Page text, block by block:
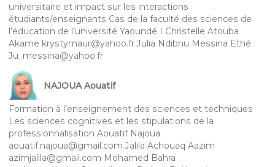
universitaire et impact sur les interactions
étudiants/enseignants Cas de la faculté des sciences de
l’éducation de l’université Yaoundé I Christelle Atouba
Akame krystymaur@yahoo.fr Julia Ndibnu Messina Ethé
Ju_messina@yahoo.fr
NAJOUA Aouatif
Formation à l’enseignement des sciences et techniques
Les sciences cognitives et les stipulations de la
professionnalisation Aouatif Najoua
aouatif.najoua@gmail.com Jalila Achouaq Aazim
azimjalila@gmail.com Mohamed Bahra